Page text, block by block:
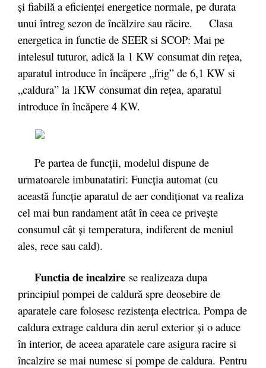
şi fiabilă a eficienţei energetice normale, pe durata
unui întreg sezon de încălzire sau răcire. Clasa
energetica in functie de SEER si SCOP: Mai pe
intelesul tuturor, adică la 1 KW consumat din reţea,
aparatul introduce în încăpere „frig” de 6,1 KW si
„caldura” la 1KW consumat din reţea, aparatul
introduce în încăpere 4 KW.
Pe partea de funcții, modelul dispune de
urmatoarele imbunatatiri: Funcţia automat (cu
această funcţie aparatul de aer condiţionat va realiza
cel mai bun randament atât în ceea ce priveşte
consumul cât şi temperatura, indiferent de meniul
ales, rece sau cald).
Functia de incalzire se realizeaza dupa
principiul pompei de caldură spre deosebire de
aparatele care folosesc rezistenţa electrica. Pompa de
caldura extrage caldura din aerul exterior şi o aduce
în interior, de aceea aparatele care asigura racire si
încalzire se mai numesc si pompe de caldura. Pentru